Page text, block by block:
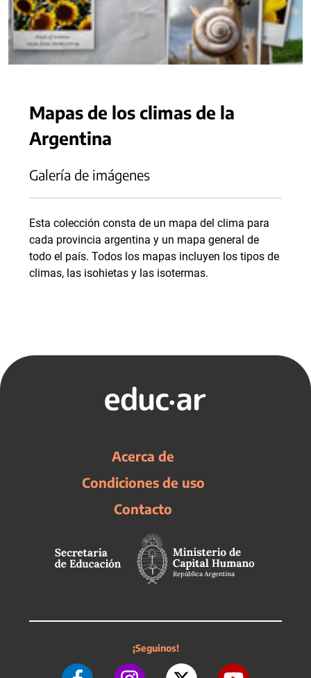
Mapas de los climas de la
Argentina
Galería de imágenes
Esta colección consta de un mapa del clima para
cada provincia argentina y un mapa general de
todo el país. Todos los mapas incluyen los tipos de
climas, las isohietas y las isotermas.
Acerca de
Condiciones de uso
Contacto
¡Seguinos!